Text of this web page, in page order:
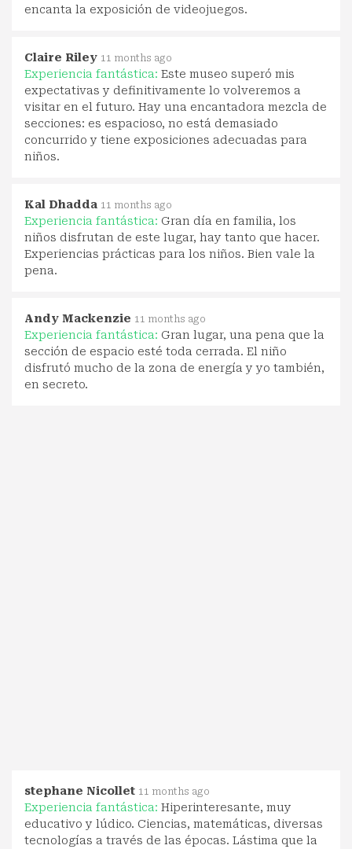
encanta la exposición de videojuegos.
Claire Riley 11 months ago
Experiencia fantástica: Este museo superó mis
expectativas y definitivamente lo volveremos a
visitar en el futuro. Hay una encantadora mezcla de
secciones: es espacioso, no está demasiado
concurrido y tiene exposiciones adecuadas para
niños.
Kal Dhadda 11 months ago
Experiencia fantástica: Gran día en familia, los
niños disfrutan de este lugar, hay tanto que hacer.
Experiencias prácticas para los niños. Bien vale la
pena.
Andy Mackenzie 11 months ago
Experiencia fantástica: Gran lugar, una pena que la
sección de espacio esté toda cerrada. El niño
disfrutó mucho de la zona de energía y yo también,
en secreto.
stephane Nicollet 11 months ago
Experiencia fantástica: Hiperinteresante, muy
educativo y lúdico. Ciencias, matemáticas, diversas
tecnologías a través de las épocas. Lástima que la